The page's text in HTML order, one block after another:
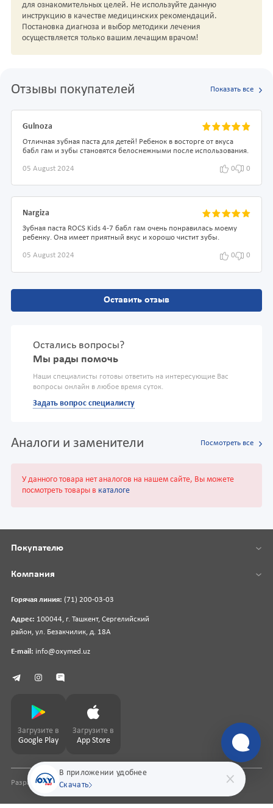
для ознакомительных целей. Не используйте данную
инструкцию в качестве медицинских рекомендаций.
Постановка диагноза и выбор методики лечения
осуществляется только вашим лечащим врачом!
Отзывы покупателей Показать все
Gulnoza
Отличная зубная паста для детей! Ребенок в восторге от вкуса
бабл гам и зубы становятся белоснежными после использования.
05 August 2024 0 0
Nargiza
Зубная паста ROCS Kids 4-7 бабл гам очень понравилась моему
ребенку. Она имеет приятный вкус и хорошо чистит зубы.
05 August 2024 0 0
Оставить отзыв
Остались вопросы?
Мы рады помочь
Наши специалисты готовы ответить на интересующие Вас
вопросы онлайн в любое время суток.
Задать вопрос специалисту
Аналоги и заменители Посмотреть все
У данного товара нет аналогов на нашем сайте, Вы можете
посмотреть товары в каталоге
В приложении удобнее
Скачать
Горячая линия: (71) 200-03-03
Адрес: 100044, г. Ташкент, Сергелийский
район, ул. Безакчилик, д. 18А
E-mail: info@oxymed.uz
Покупателю
Компания
Загрузите в
Google Play
Загрузите в
App Store
Разработка сайтаpharmit.uz